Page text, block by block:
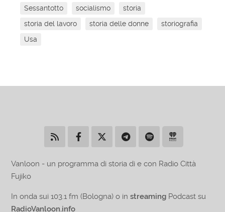
Sessantotto
socialismo
storia
storia del lavoro
storia delle donne
storiografia
Usa
Vanloon - un programma di storia di e con Radio Città
Fujiko
In onda sui 103.1 fm (Bologna) o instreaming Podcast su
RadioVanloon.info